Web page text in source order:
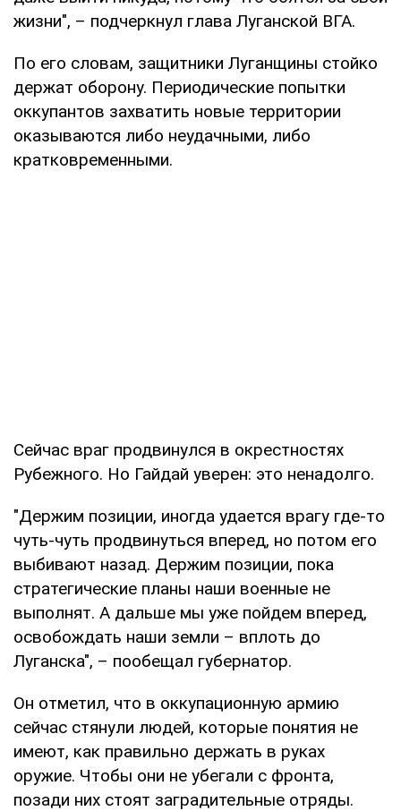
жизни", – подчеркнул глава Луганской ВГА.
По его словам, защитники Луганщины стойко
держат оборону. Периодические попытки
оккупантов захватить новые территории
оказываются либо неудачными, либо
кратковременными.
Сейчас враг продвинулся в окрестностях
Рубежного. Но Гайдай уверен: это ненадолго.
"Держим позиции, иногда удается врагу где-то
чуть-чуть продвинуться вперед, но потом его
выбивают назад. Держим позиции, пока
стратегические планы наши военные не
выполнят. А дальше мы уже пойдем вперед,
освобождать наши земли – вплоть до
Луганска", – пообещал губернатор.
Он отметил, что в оккупационную армию
сейчас стянули людей, которые понятия не
имеют, как правильно держать в руках
оружие. Чтобы они не убегали с фронта,
позади них стоят заградительные отряды.